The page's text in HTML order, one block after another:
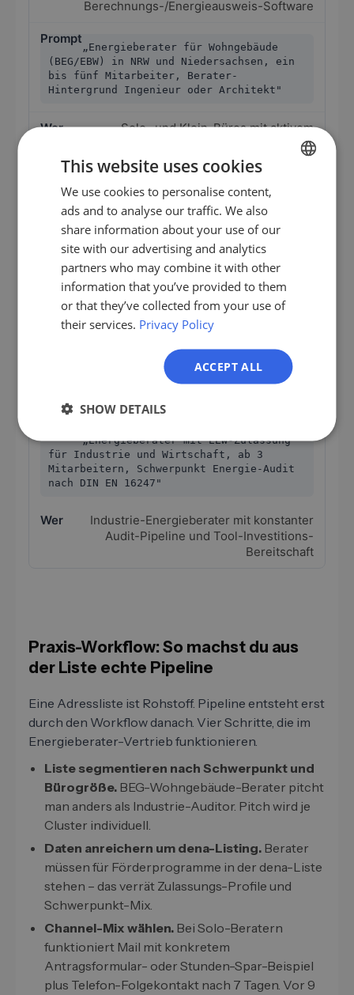
Berechnungs-/Energieausweis-Software
„Energieberater für Wohngebäude
(BEG/EBW) in NRW und Niedersachsen, ein
bis fünf Mitarbeiter, Berater-
Hintergrund Ingenieur oder Architekt"
Solo- und Klein-Büros mit aktivem
Wohngebäude-Beratungs-Bestand
Mess-/Prüfgeräte (Blower-
Door, Thermografie)
„Energieberater mit Vor-Ort-
Beratung in Süddeutschland, Schwerpunkt
Sanierung und Bestandsanalyse, ohne
reine Büro-Berater"
Vor-Ort-Berater mit eigener Mess-
EEW-/Industrie-Software oder
„Energieberater mit EEW-Zulassung
für Industrie und Wirtschaft, ab 3
Mitarbeitern, Schwerpunkt Energie-Audit
nach DIN EN 16247"
Industrie-Energieberater mit konstanter
Audit-Pipeline und Tool-Investitions-
Bereitschaft
Praxis-Workflow: So machst du aus
der Liste echte Pipeline
Eine Adressliste ist Rohstoff. Pipeline entsteht erst
durch den Workflow danach. Vier Schritte, die im
Energieberater-Vertrieb funktionieren.
Liste segmentieren nach Schwerpunkt und
Bürogröße. BEG-Wohngebäude-Berater pitcht
man anders als Industrie-Auditor. Pitch wird je
Cluster individuell.
Daten anreichern um dena-Listing. Berater
müssen für Förderprogramme in der dena-Liste
stehen – das verrät Zulassungs-Profile und
Schwerpunkt-Mix.
Channel-Mix wählen. Bei Solo-Beratern
funktioniert Mail mit konkretem
Antragsformular- oder Stunden-Spar-Beispiel
plus Telefon-Folgekontakt nach 7 Tagen. Vor 9
GERMAN
FR
PL
This website uses cookies
We use cookies to personalise content,
ads and to analyse our traffic. We also
share information about your use of our
site with our advertising and analytics
partners who may combine it with other
information that you’ve provided to them
or that they’ve collected from your use of
their services. Privacy Policy
ACCEPT ALL
SHOW DETAILS